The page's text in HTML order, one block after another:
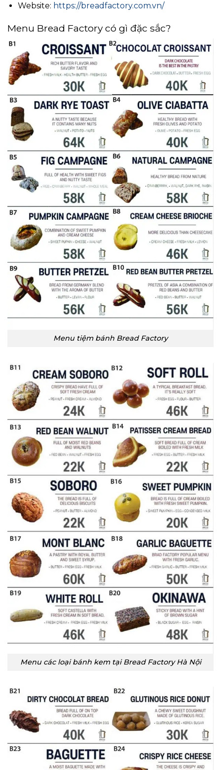
Website: https://breadfactory.com.vn/
Menu Bread Factory có gì đặc sắc?
Menu tiệm bánh Bread Factory
Menu các loại bánh kem tại Bread Factory Hà Nội